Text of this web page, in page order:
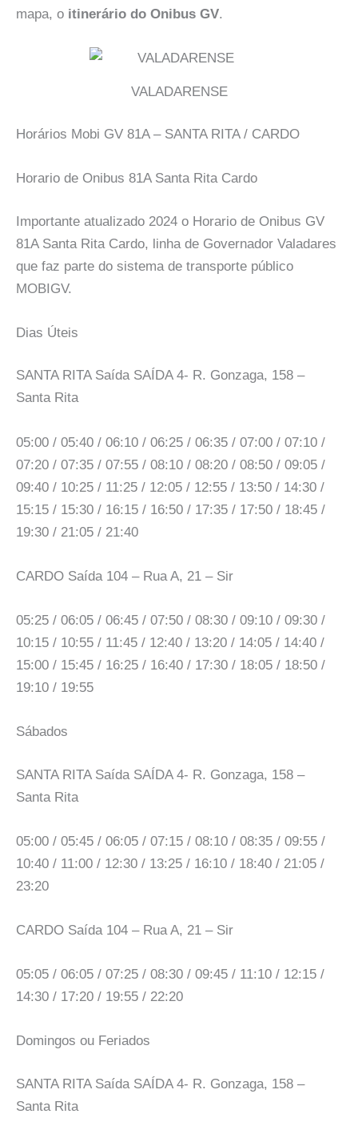
mapa, o itinerário do Onibus GV.
VALADARENSE
Horários Mobi GV 81A – SANTA RITA / CARDO
Horario de Onibus 81A Santa Rita Cardo
Importante atualizado 2024 o Horario de Onibus GV
81A Santa Rita Cardo, linha de Governador Valadares
que faz parte do sistema de transporte público
MOBIGV.
Dias Úteis
SANTA RITA Saída SAÍDA 4- R. Gonzaga, 158 –
Santa Rita
05:00 / 05:40 / 06:10 / 06:25 / 06:35 / 07:00 / 07:10 /
07:20 / 07:35 / 07:55 / 08:10 / 08:20 / 08:50 / 09:05 /
09:40 / 10:25 / 11:25 / 12:05 / 12:55 / 13:50 / 14:30 /
15:15 / 15:30 / 16:15 / 16:50 / 17:35 / 17:50 / 18:45 /
19:30 / 21:05 / 21:40
CARDO Saída 104 – Rua A, 21 – Sir
05:25 / 06:05 / 06:45 / 07:50 / 08:30 / 09:10 / 09:30 /
10:15 / 10:55 / 11:45 / 12:40 / 13:20 / 14:05 / 14:40 /
15:00 / 15:45 / 16:25 / 16:40 / 17:30 / 18:05 / 18:50 /
19:10 / 19:55
Sábados
SANTA RITA Saída SAÍDA 4- R. Gonzaga, 158 –
Santa Rita
05:00 / 05:45 / 06:05 / 07:15 / 08:10 / 08:35 / 09:55 /
10:40 / 11:00 / 12:30 / 13:25 / 16:10 / 18:40 / 21:05 /
23:20
CARDO Saída 104 – Rua A, 21 – Sir
05:05 / 06:05 / 07:25 / 08:30 / 09:45 / 11:10 / 12:15 /
14:30 / 17:20 / 19:55 / 22:20
Domingos ou Feriados
SANTA RITA Saída SAÍDA 4- R. Gonzaga, 158 –
Santa Rita